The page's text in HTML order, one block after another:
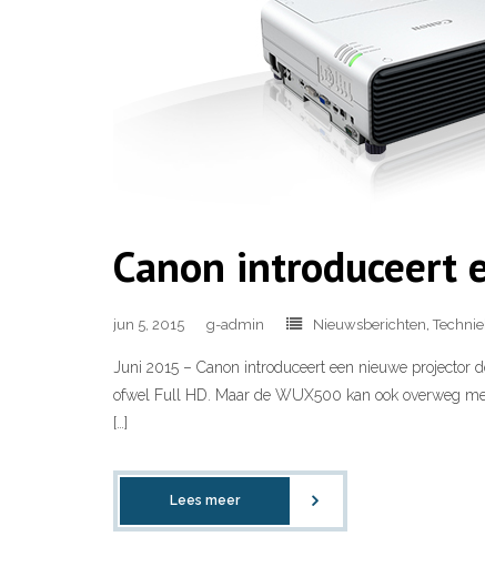
Canon introduceert
jun 5, 2015 g-admin Nieuwsberichten,
Juni 2015 – Canon introduceert een nieuwe
ofwel Full HD. Maar de WUX500 kan ook overweg
[…]
Lees meer